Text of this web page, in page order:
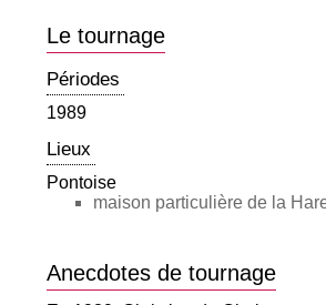
Le tournage
Périodes
1989
Lieux
Pontoise
maison particulière de la
Anecdotes de tournage